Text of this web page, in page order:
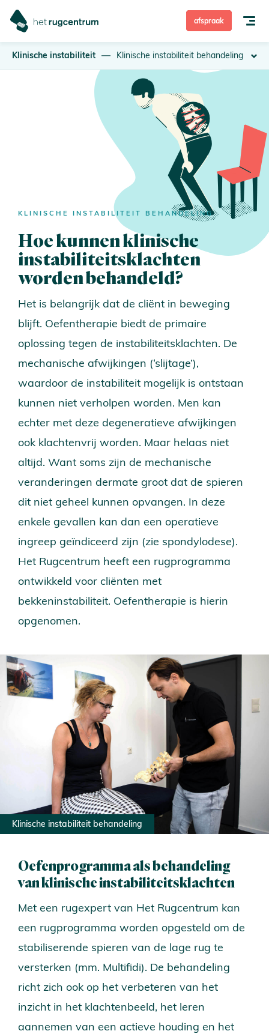
Over Het Rugcentrum
Zelfdiagnose
Vacatures
Hoe ben ik verzekerd?
afspraak
Klinische instabiliteit Klinische instabiliteit behandeling
KLINISCHE INSTABILITEIT BEHANDELING
Hoe kunnen klinische
instabiliteitsklachten
worden behandeld?
Het is belangrijk dat de cliënt in beweging
blijft. Oefentherapie biedt de primaire
oplossing tegen de instabiliteitsklachten. De
mechanische afwijkingen (‘slijtage’),
waardoor de instabiliteit mogelijk is ontstaan
kunnen niet verholpen worden. Men kan
echter met deze degeneratieve afwijkingen
ook klachtenvrij worden. Maar helaas niet
altijd. Want soms zijn de mechanische
veranderingen dermate groot dat de spieren
dit niet geheel kunnen opvangen. In deze
enkele gevallen kan dan een operatieve
ingreep geïndiceerd zijn (zie spondylodese).
Het Rugcentrum heeft een rugprogramma
ontwikkeld voor cliënten met
bekkeninstabiliteit. Oefentherapie is hierin
opgenomen.
Klinische instabiliteit behandeling
Oefenprogramma als behandeling
van klinische instabiliteitsklachten
Met een rugexpert van Het Rugcentrum kan
een rugprogramma worden opgesteld om de
stabiliserende spieren van de lage rug te
versterken (mm. Multifidi). De behandeling
richt zich ook op het verbeteren van het
inzicht in het klachtenbeeld, het leren
aannemen van een actieve houding en het